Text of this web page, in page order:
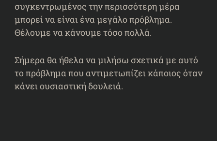
συγκεντρωμένος την περισσότερη μέρα
μπορεί να είναι ένα μεγάλο πρόβλημα.
Θέλουμε να κάνουμε τόσο πολλά.
Σήμερα θα ήθελα να μιλήσω σχετικά με αυτό
το πρόβλημα που αντιμετωπίζει κάποιος όταν
κάνει ουσιαστική δουλειά.